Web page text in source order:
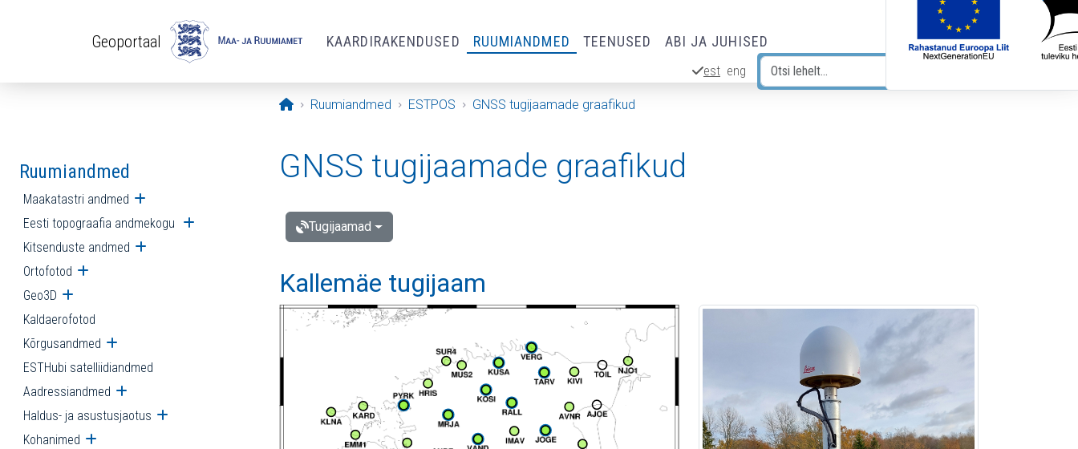
Geoportaal KAARDIRAKENDUSED RUUMIANDMED TEENUSED ABI JA JUHISED
est eng
Avaleht
Ruumiandmed ESTPOS GNSS tugijaamade graafikud
Ruumiandmed
Maakatastri andmed Ava alammenüü
Eesti topograafia andmekogu Ava alammenüü
Kitsenduste andmed Ava alammenüü
Ortofotod Ava alammenüü
Geo3D Ava alammenüü
Kaldaerofotod
Kõrgusandmed Ava alammenüü
ESTHubi satelliidiandmed
Aadressiandmed Ava alammenüü
Haldus- ja asustusjaotus Ava alammenüü
Kohanimed Ava alammenüü
GNSS tugijaamade graafikud
Tugijaamad
Kallemäe tugijaam